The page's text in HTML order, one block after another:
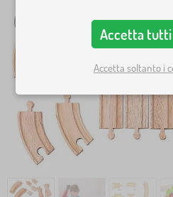
Accetta tutti
Accetta soltanto i